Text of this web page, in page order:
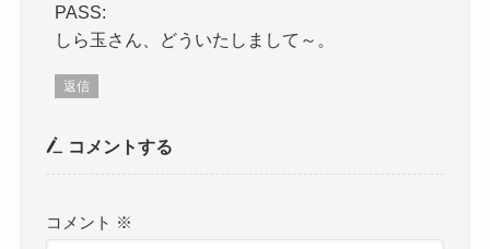
PASS:
しら玉さん、どういたしまして～。
返信
コメントする
コメント ※